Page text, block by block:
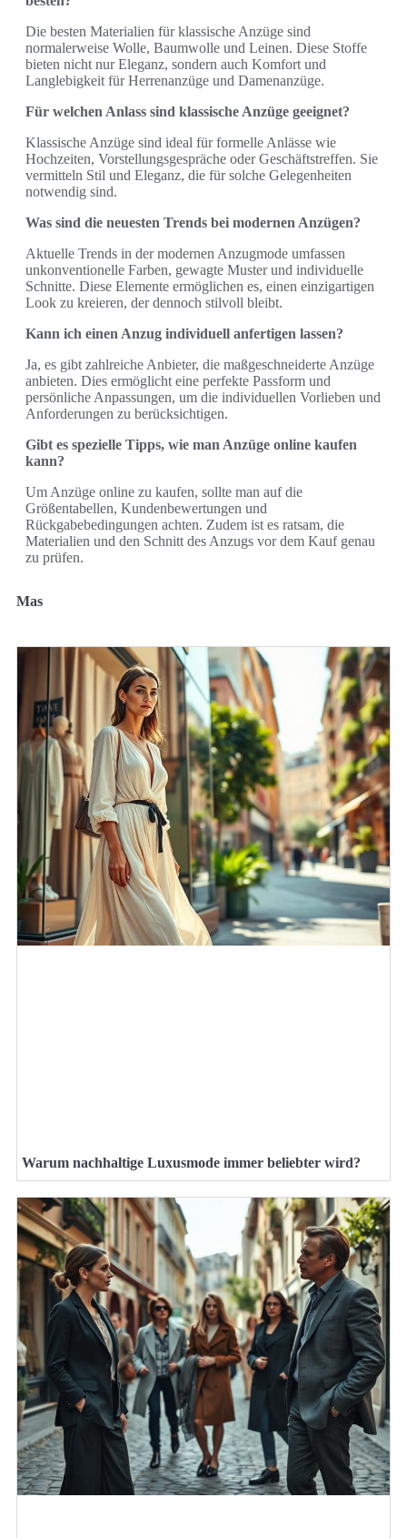
Die besten Materialien für klassische Anzüge sind
normalerweise Wolle, Baumwolle und Leinen. Diese Stoffe
bieten nicht nur Eleganz, sondern auch Komfort und
Langlebigkeit für Herrenanzüge und Damenanzüge.
Für welchen Anlass sind klassische Anzüge geeignet?
Klassische Anzüge sind ideal für formelle Anlässe wie
Hochzeiten, Vorstellungsgespräche oder Geschäftstreffen. Sie
vermitteln Stil und Eleganz, die für solche Gelegenheiten
notwendig sind.
Was sind die neuesten Trends bei modernen Anzügen?
Aktuelle Trends in der modernen Anzugmode umfassen
unkonventionelle Farben, gewagte Muster und individuelle
Schnitte. Diese Elemente ermöglichen es, einen einzigartigen
Look zu kreieren, der dennoch stilvoll bleibt.
Kann ich einen Anzug individuell anfertigen lassen?
Ja, es gibt zahlreiche Anbieter, die maßgeschneiderte Anzüge
anbieten. Dies ermöglicht eine perfekte Passform und
persönliche Anpassungen, um die individuellen Vorlieben und
Anforderungen zu berücksichtigen.
Gibt es spezielle Tipps, wie man Anzüge online kaufen
kann?
Um Anzüge online zu kaufen, sollte man auf die
Größentabellen, Kundenbewertungen und
Rückgabebedingungen achten. Zudem ist es ratsam, die
Materialien und den Schnitt des Anzugs vor dem Kauf genau
zu prüfen.
Mas
Warum nachhaltige Luxusmode immer beliebter wird?